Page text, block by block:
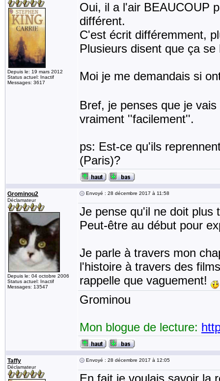
Depuis le: 19 mars 2012
Status actuel: Inactif
Messages: 3617
Oui, il a l'air BEAUCOUP
différent.
C'est écrit différemment,
Plusieurs disent que ça
Moi je me demandais si
Bref, je penses que je
vraiment ''facilement''.
ps: Est-ce qu'ils
(Paris)?
Grominou2
Déclamateur
Depuis le: 04 octobre 2006
Status actuel: Inactif
Messages: 13547
Envoyé : 28 décembre 2017 à 11:58
Je pense qu'il ne doit plus
Peut-être au début pour
Je parle à travers mon
l'histoire à travers des
rappelle que vaguement!
Grominou
Mon blogue de lecture:
Taffy
Déclamateur
Envoyé : 28 décembre 2017 à 12:05
En fait je voulais savoir la